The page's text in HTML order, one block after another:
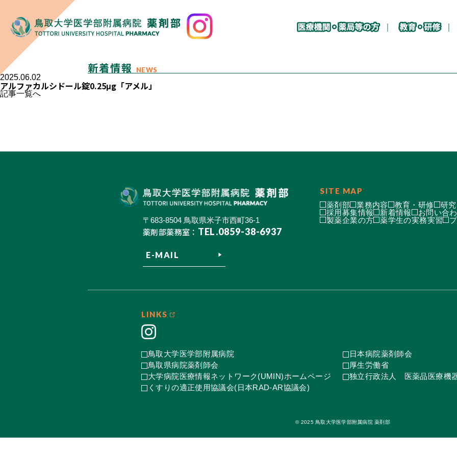
新着情報 NEWS
2025.06.02
アルファカルシドール錠0.25μg「アメル」
記事一覧へ
〒683-8504 鳥取県米子市西町36-1
薬剤部薬務室： TEL.0859-38-6937
E-MAIL
SITE MAP
薬剤部 業務内容 教育・研修 研
採用募集情報
新着情報 お問い合
製薬企業の方
薬学生の実務実習
LINKS
鳥取大学医学部附属病院
日本病院薬剤師会
鳥取県病院薬剤師会
厚生労働省
大学病院医療情報ネットワーク(UMIN)ホームページ
独立行政法人 医薬品医療機
くすりの適正使用協議会(日本RAD-AR協議会)
© 2025 鳥取大学医学部附属病院 薬剤部